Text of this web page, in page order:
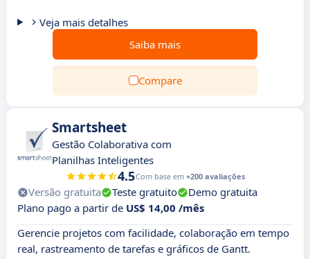
Veja mais detalhes
Saiba mais
Compare
Smartsheet
Gestão Colaborativa com
Planilhas Inteligentes
4.5Com base em +200 avaliações
Versão gratuita Teste gratuito
Demo gratuita
Plano pago a partir de US$ 14,00 /mês
Gerencie projetos com facilidade, colaboração em tempo
real, rastreamento de tarefas e gráficos de Gantt.